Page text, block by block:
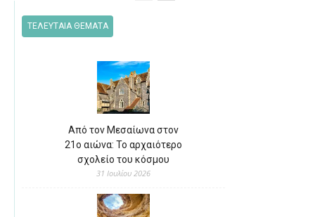
ΤΕΛΕΥΤΑΙΑ ΘΕΜΑΤΑ
Από τον Μεσαίωνα στον
21ο αιώνα: Το αρχαιότερο
σχολείο του κόσμου
31 Ιουλίου 2026